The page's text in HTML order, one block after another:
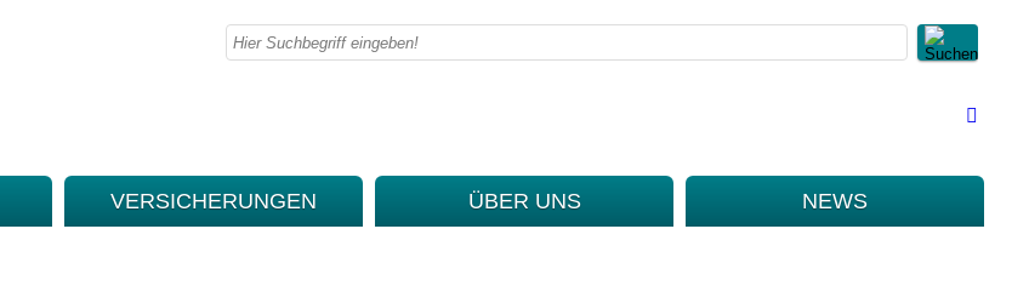
VERSICHERUNGEN ÜBER UNS NEWS